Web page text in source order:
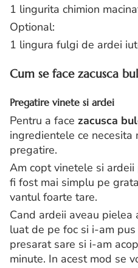
1 lingurita chimion
Optional:
1 lingura fulgi de ardei
Cum se face zacusca
Pregatire vinete si ardei
Pentru a face zacusca
ingredientele ce necesita
pregatire.
Am copt vinetele si
fi fost mai simplu pe
vantul foarte tare.
Cand ardeii aveau pielea
luat de pe foc si i-am
presarat sare si i-am
minute. In acest mod se